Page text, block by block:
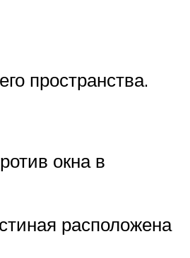
пространства.
окна в
расположена